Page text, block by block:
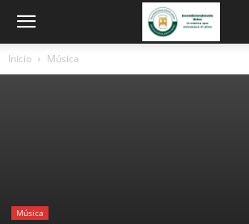
Inicio Música
Música